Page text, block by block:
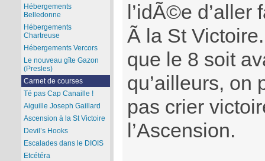
l’idÃ©e
Ã la St
que le 8 soit
qu’ailleurs, on
pas crier
l’Ascension.
Hébergements
Belledonne
Hébergements
Chartreuse
Hébergements Vercors
Le nouveau gîte Gazon
(Presles)
Carnet de courses
Té pas Cap Canaille !
Aiguille Joseph Gaillard
Ascension à la St Victoire
Devil’s Hooks
Escalades dans le DIOIS
Etcétéra